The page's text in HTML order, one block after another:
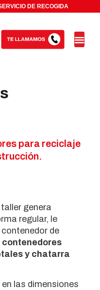
NUESTRO
para reciclaje
genera
regular, le
de
contenedores
y chatarra
las dimensiones